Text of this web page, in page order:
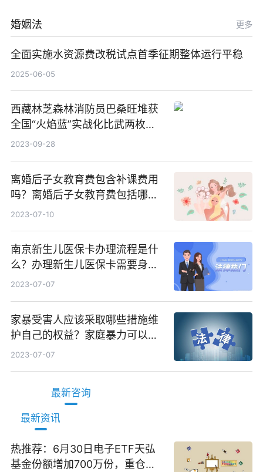
婚姻法 更多
全面实施水资源费改税试点首季征期整体运行平稳
2025-06-05
西藏林芝森林消防员巴桑旺堆获
全国“火焰蓝”实战化比武两枚金
牌_天天百事通
2023-09-28
离婚后子女教育费包含补课费用
吗？离婚后子女教育费包括哪
些？
2023-07-10
南京新生儿医保卡办理流程是什
么？办理新生儿医保卡需要身份
证吗？ 全球微动态
2023-07-07
家暴受害人应该采取哪些措施维
护自己的权益？家庭暴力可以诉
讼离婚吗？
2023-07-07
最新咨询
最新资讯
热推荐：6月30日电子ETF天弘
基金份额增加700万份，重仓股